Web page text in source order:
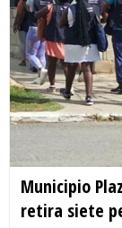
Municipio
retira siete